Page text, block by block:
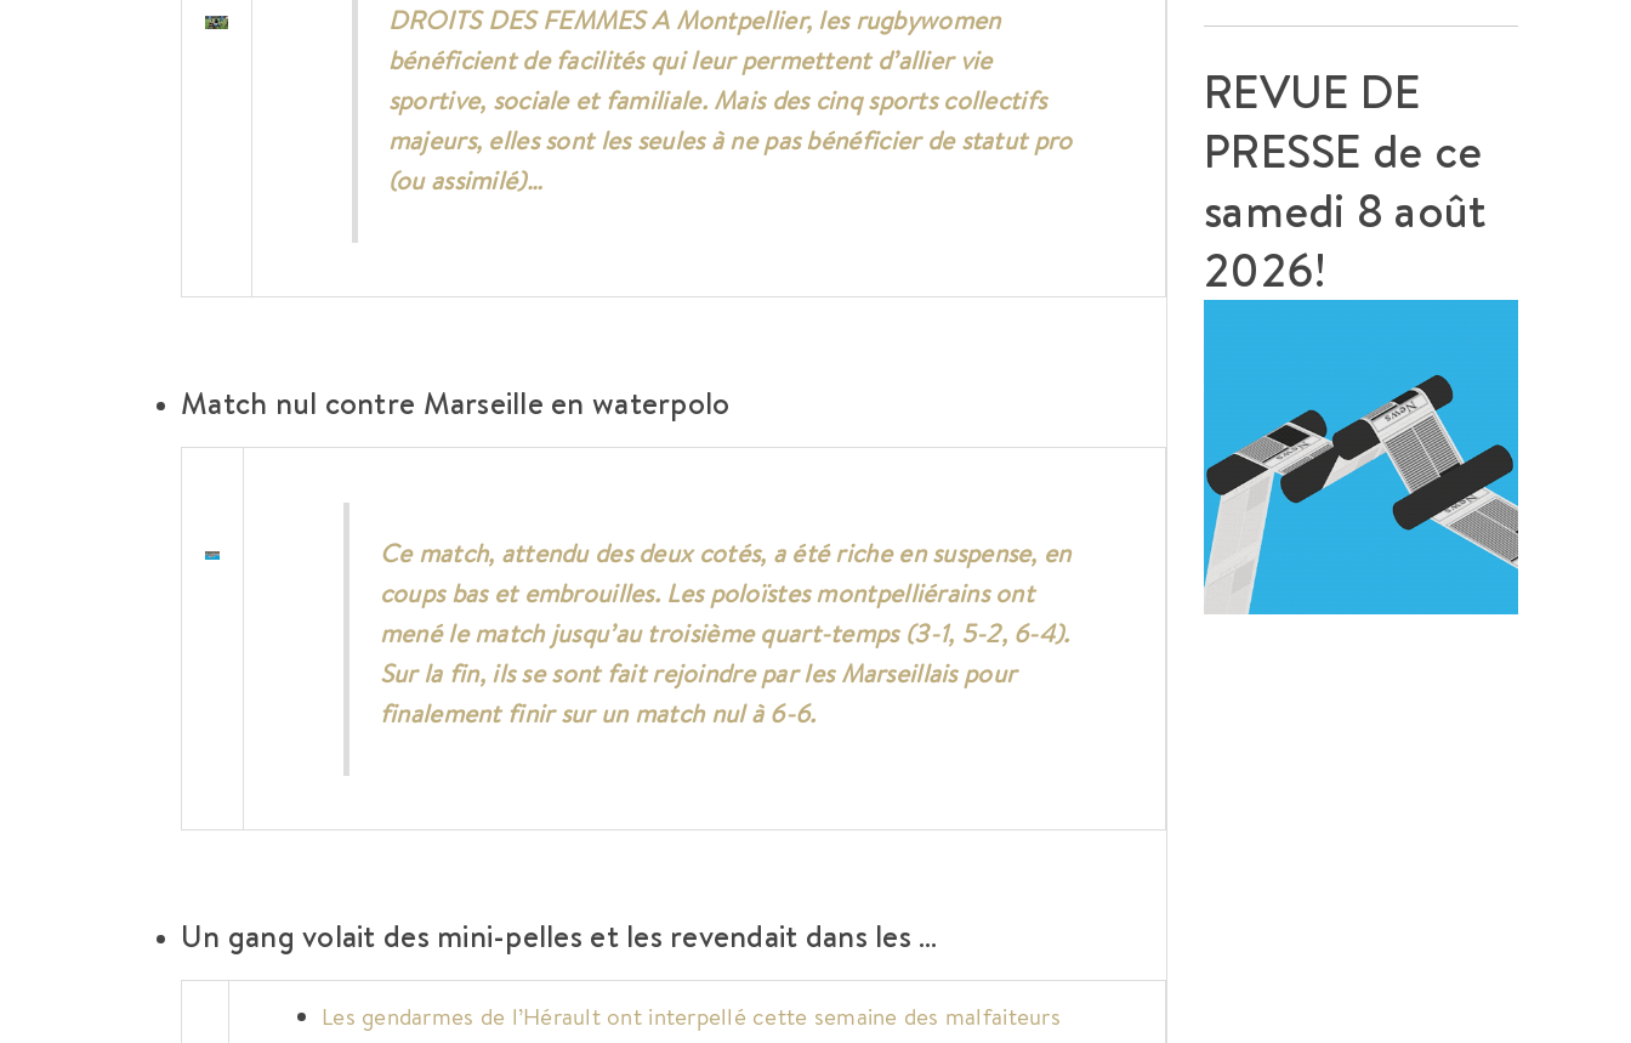
DROITS DES FEMMES A Montpellier, les rugbywomen
bénéficient de facilités qui leur permettent d’allier vie
sportive, sociale et familiale. Mais des cinq sports collectifs
majeurs, elles sont les seules à ne pas bénéficier de statut pro
(ou assimilé)…
Match nul contre Marseille en waterpolo
Ce match, attendu des deux cotés, a été riche en suspense, en
coups bas et embrouilles. Les poloïstes montpelliérains ont
mené le match jusqu’au troisième quart-temps (3-1, 5-2, 6-4).
Sur la fin, ils se sont fait rejoindre par les Marseillais pour
finalement finir sur un match nul à 6-6.
Un gang volait des mini-pelles et les revendait dans les …
Les gendarmes de l’Hérault​ ont interpellé cette semaine des malfaiteurs
REVUE DE
PRESSE de ce
samedi 8 août
2026!